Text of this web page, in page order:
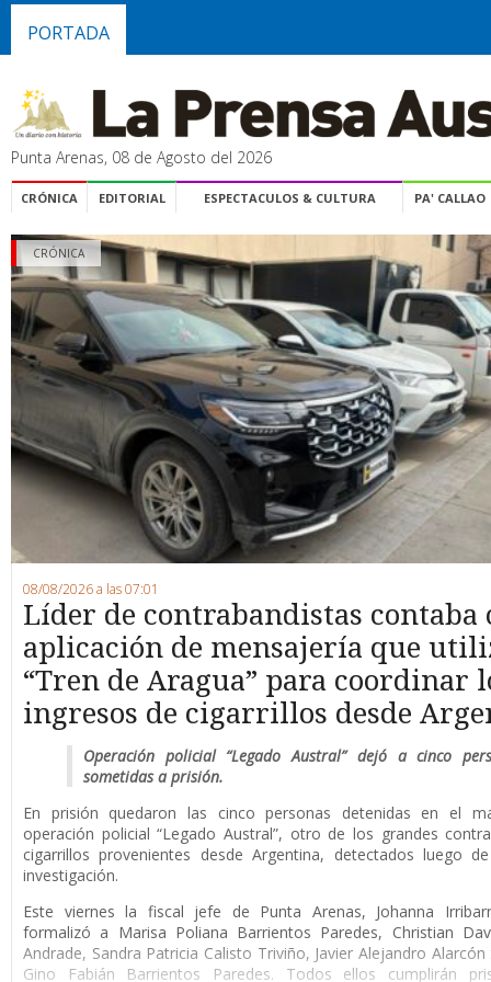
PORTADA
Punta Arenas, 08 de Agosto del 2026
CRÓNICA EDITORIAL ESPECTACULOS & CULTURA PA' CALLAO
CRÓNICA
08/08/2026 a las 07:01
Líder de contrabandistas contaba
aplicación de mensajería que
“Tren de Aragua” para coordinar
ingresos de cigarrillos desde
Operación policial “Legado Austral” dejó a cinco
sometidas a prisión.
En prisión quedaron las cinco personas detenidas en el
operación policial “Legado Austral”, otro de los grandes
cigarrillos provenientes desde Argentina, detectados luego
investigación.
Este viernes la fiscal jefe de Punta Arenas, Johanna
formalizó a Marisa Poliana Barrientos Paredes, Christian
Andrade, Sandra Patricia Calisto Triviño, Javier Alejandro Alarcón
Gino Fabián Barrientos Paredes. Todos ellos cumplirán